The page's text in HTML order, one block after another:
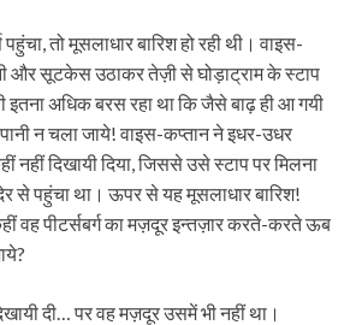
तो मूसलाधार बारिश हो रही थी। वाइस-
और सूटकेस उठाकर तेज़ी से घोड़ाट्राम के स्टाप
अधिक बरस रहा था कि जैसे बाढ़ ही आ गयी
न चला जाये! वाइस-कप्तान ने इधर-उधर
नहीं दिखायी दिया, जिससे उसे स्टाप पर मिलना
से पहुंचा था। ऊपर से यह मूसलाधार बारिश!
वह पीटर्सबर्ग का मज़दूर इन्तज़ार करते-करते ऊब
दी… पर वह मज़दूर उसमें भी नहीं था।